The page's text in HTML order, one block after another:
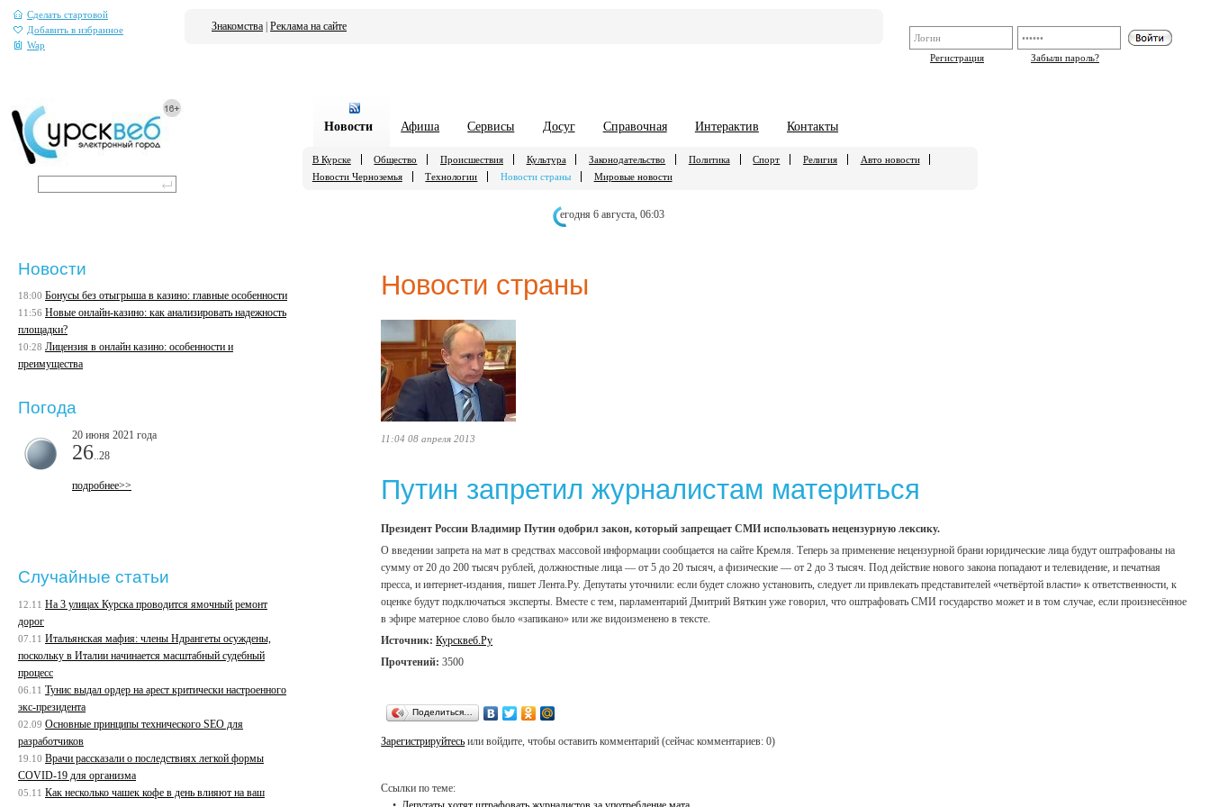
Сделать стартовой
Добавить в избранное
Wap
Регистрация
Забыли пароль?
Знакомства Реклама на сайте
Новости Афиша Сервисы Досуг Справочная Интерактив Контакты
В Курске Общество Происшествия Культура Законодательство Политика Спорт Религия
Авто новости
Новости Черноземья
Технологии Новости страны Мировые новости
егодня 6 августа, 06:03
Новости страны
11:04 08 апреля 2013
Путин запретил журналистам материться
Президент России Владимир Путин одобрил закон, который запрещает СМИ использовать нецензурную лексику.
О введении запрета на мат в средствах массовой информации сообщается на сайте Кремля. Теперь за применение нецензурной брани юридические лица будут оштрафованы на
сумму от 20 до 200 тысяч рублей, должностные лица — от 5 до 20 тысяч, а физические — от 2 до 3 тысяч. Под действие нового закона попадают и телевидение, и печатная
пресса, и интернет-издания, пишет Лента.Ру. Депутаты уточнили: если будет сложно установить, следует ли привлекать представителей «четвёртой власти» к ответственности, к
оценке будут подключаться эксперты. Вместе с тем, парламентарий Дмитрий Вяткин уже говорил, что оштрафовать СМИ государство может и в том случае, если произнесённое
в эфире матерное слово было «запикано» или же видоизменено в тексте.
Источник: Курсквеб.Ру
Прочтений: 3500
Поделиться…
Зарегистрируйтесь или войдите, чтобы оставить комментарий (сейчас комментариев: 0)
Ссылки по теме:
Новости
18:00 Бонусы без отыгрыша в казино: главные особенности
11:56 Новые онлайн-казино: как анализировать надежность
площадки?
10:28 Лицензия в онлайн казино: особенности и
преимущества
Погода
20 июня 2021 года
26 ..28
подробнее>>
Случайные статьи
12.11 На 3 улицах Курска проводится ямочный ремонт
дорог
07.11 Итальянская мафия: члены Ндрангеты осуждены,
поскольку в Италии начинается масштабный судебный
процесс
06.11 Тунис выдал ордер на арест критически настроенного
экс-президента
02.09 Основные принципы технического SEO для
разработчиков
19.10 Врачи рассказали о последствиях легкой формы
COVID-19 для организма
05.11 Как несколько чашек кофе в день влияют на ваш